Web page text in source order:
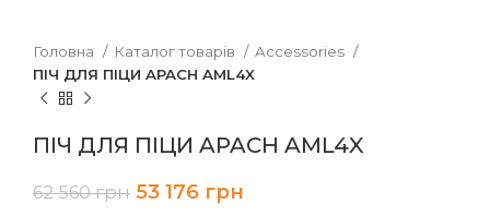
Головна Каталог товарів
Accessories
ПІЧ ДЛЯ ПІЦИ APACH AML4X
ПІЧ ДЛЯ ПІЦИ APACH AML4X
62 560грн 53 176 грн